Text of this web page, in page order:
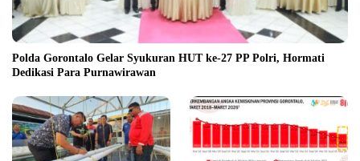
Polda Gorontalo Gelar Syukuran HUT ke-27 PP Polri, Hormati
Dedikasi Para Purnawirawan